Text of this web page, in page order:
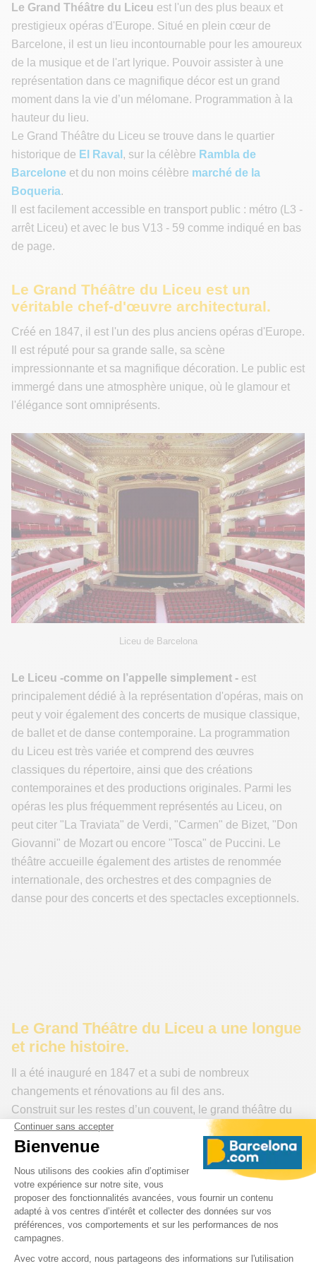
Le Grand Théâtre du Liceu est l'un des plus beaux et
prestigieux opéras d'Europe. Situé en plein cœur de
Barcelone, il est un lieu incontournable pour les amoureux
de la musique et de l'art lyrique. Pouvoir assister à une
représentation dans ce magnifique décor est un grand
moment dans la vie d’un mélomane. Programmation à la
hauteur du lieu.
Le Grand Théâtre du Liceu se trouve dans le quartier
historique de El Raval , sur la célèbre Rambla de
Barcelone et du non moins célèbre marché de la
Boqueria.
Il est facilement accessible en transport public : métro (L3 -
arrêt Liceu) et avec le bus V13 - 59 comme indiqué en bas
de page.
Le Grand Théâtre du Liceu est un
véritable chef-d'œuvre architectural.
Créé en 1847, il est l'un des plus anciens opéras d'Europe.
Il est réputé pour sa grande salle, sa scène
impressionnante et sa magnifique décoration. Le public est
immergé dans une atmosphère unique, où le glamour et
l'élégance sont omniprésents.
Liceu de Barcelona
Le Liceu -comme on l’appelle simplement - est
principalement dédié à la représentation d'opéras, mais on
peut y voir également des concerts de musique classique,
de ballet et de danse contemporaine. La programmation
du Liceu est très variée et comprend des œuvres
classiques du répertoire, ainsi que des créations
contemporaines et des productions originales. Parmi les
opéras les plus fréquemment représentés au Liceu, on
peut citer "La Traviata" de Verdi, "Carmen" de Bizet, "Don
Giovanni" de Mozart ou encore "Tosca" de Puccini. Le
théâtre accueille également des artistes de renommée
internationale, des orchestres et des compagnies de
danse pour des concerts et des spectacles exceptionnels.
Le Grand Théâtre du Liceu a une longue
et riche histoire.
Il a été inauguré en 1847 et a subi de nombreux
changements et rénovations au fil des ans.
Construit sur les restes d’un couvent, le grand théâtre du
Liceu a connu un destin tragique en dehors de sa scène
d’opéra : Il brûle en 1861, renaît de ses cendres en 1862,
est victime d’un attentat anarchiste en 1893 et brûle à
nouveau en 1994. Inauguré une troisième fois en 1999,
depuis il a conservé son cachet originel. Le Liceu peut
accueillir 2292 spectateurs.
Anecdotes :Saviez-vous que le Grand Théâtre du Liceu